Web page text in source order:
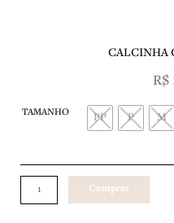
CALCINHA
R$
TAMANHO PP P M
CAROL
quantidade
Comprar